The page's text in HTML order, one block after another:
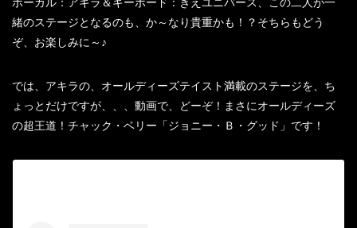
緒のステージとなるのも、か～なり貴重かも！？そちらもどう
ぞ、お楽しみに～♪
では、アキラの、オールディーズテイスト満載のステージを、ち
ょっとだけですが、、、動画で、どーぞ！まさにオールディーズ
の超王道！チャック・ベリー「ジョニー・Ｂ・グッド」です！